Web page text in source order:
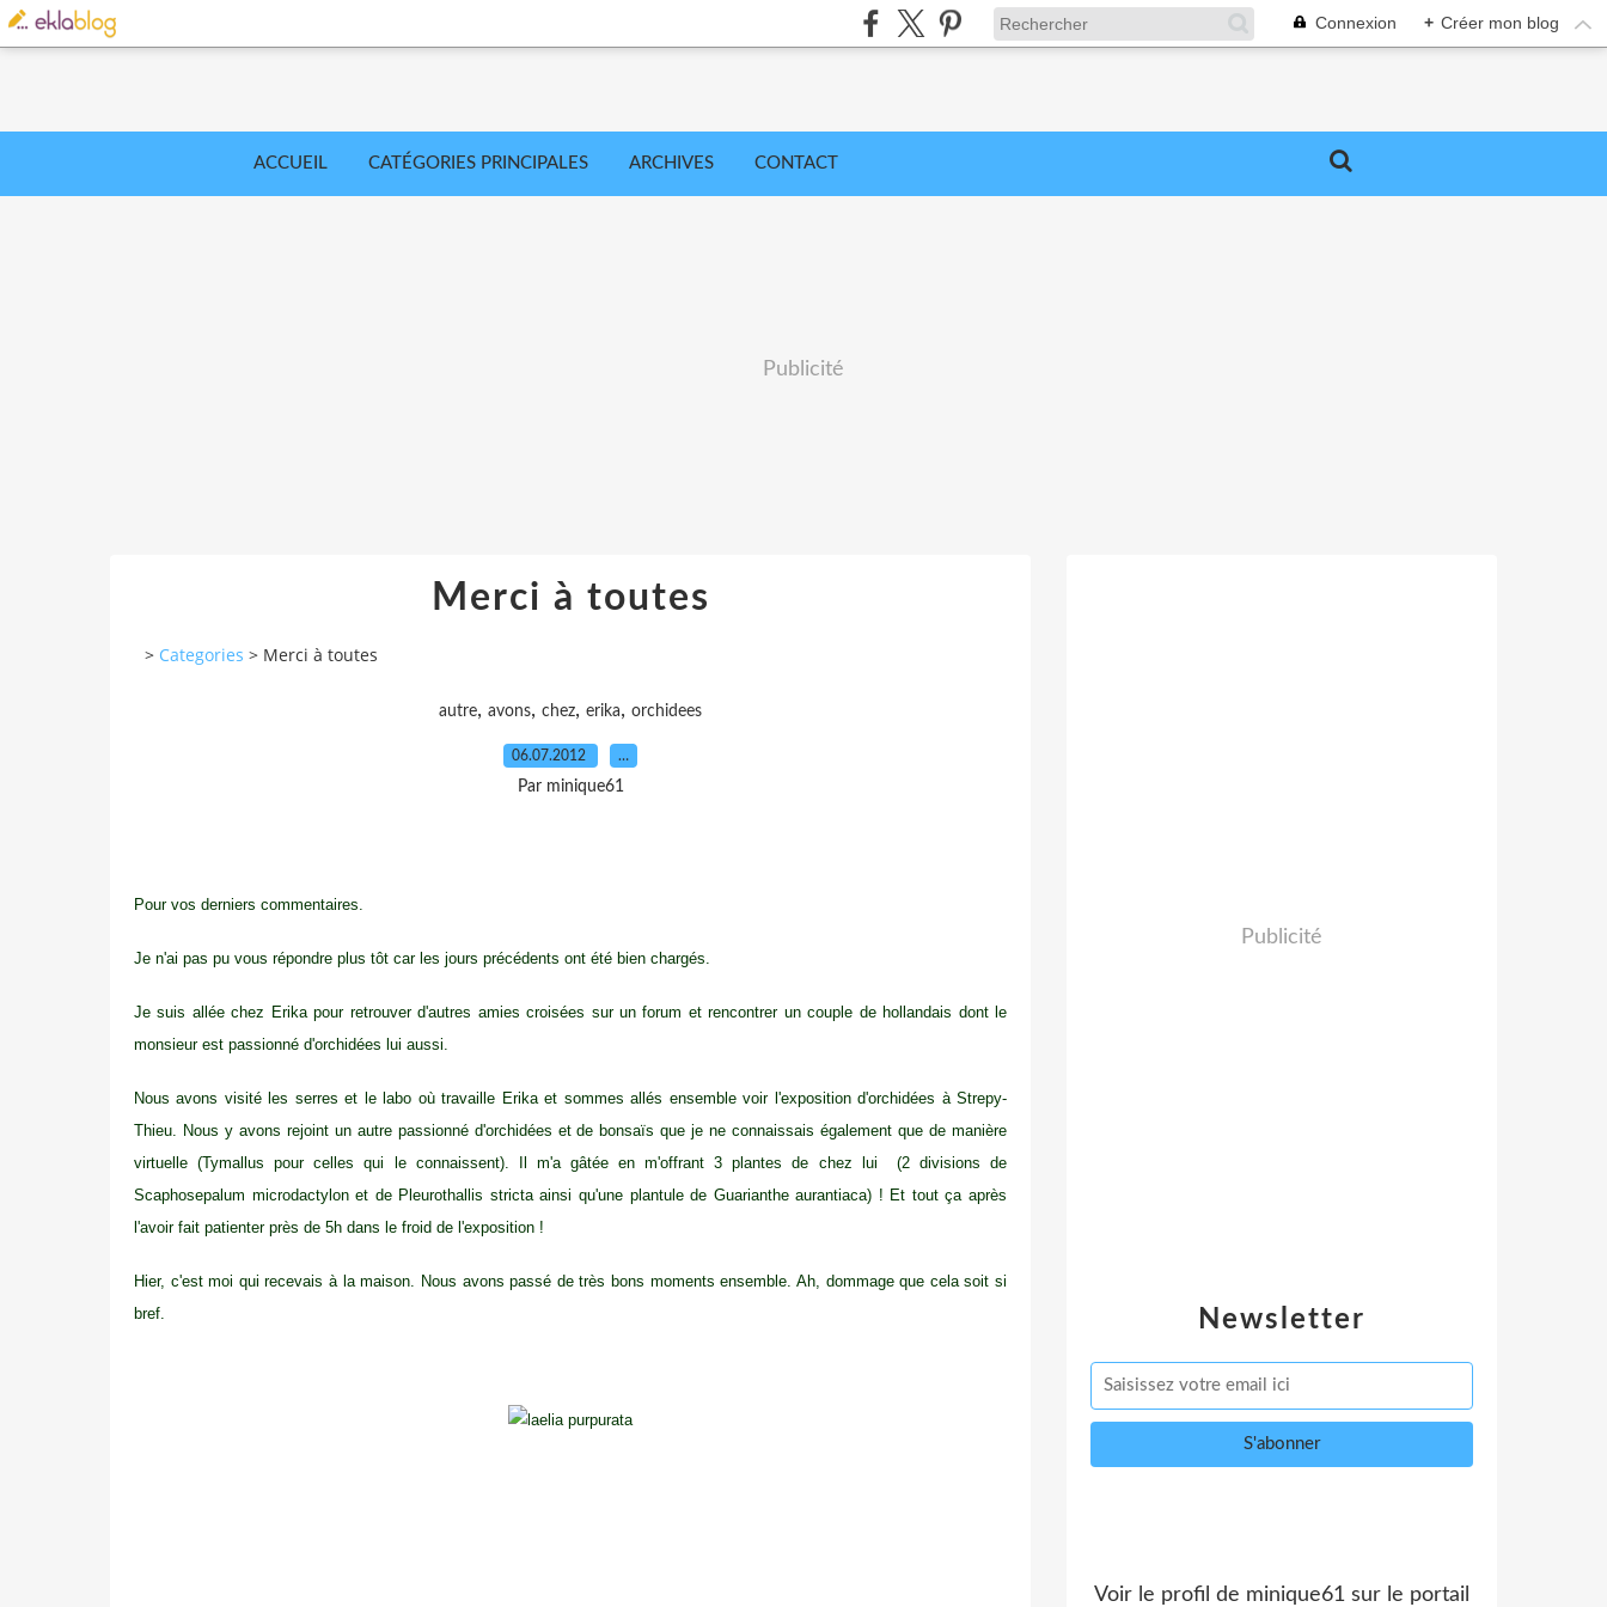
Connexion + Créer mon blog
ACCUEIL CATÉGORIES PRINCIPALES ARCHIVES CONTACT
Publicité
Merci à toutes
> Categories > Merci à toutes
autre, avons, chez, erika, orchidees
06.07.2012 …
Par minique61
Pour vos derniers commentaires.
Je n'ai pas pu vous répondre plus tôt car les jours précédents ont été bien chargés.
Je suis allée chez Erika pour retrouver d'autres amies croisées sur un forum et rencontrer un couple de hollandais dont le
monsieur est passionné d'orchidées lui aussi.
Nous avons visité les serres et le labo où travaille Erika et sommes allés ensemble voir l'exposition d'orchidées à Strepy-
Thieu. Nous y avons rejoint un autre passionné d'orchidées et de bonsaïs que je ne connaissais également que de manière
virtuelle (Tymallus pour celles qui le connaissent). Il m'a gâtée en m'offrant 3 plantes de chez lui (2 divisions de
Scaphosepalum microdactylon et de Pleurothallis stricta ainsi qu'une plantule de Guarianthe aurantiaca) ! Et tout ça après
l'avoir fait patienter près de 5h dans le froid de l'exposition !
Hier, c'est moi qui recevais à la maison. Nous avons passé de très bons moments ensemble. Ah, dommage que cela soit si
bref.
Newsletter
Publicité
Voir le profil de minique61 sur le portail